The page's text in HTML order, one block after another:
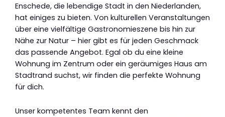
Enschede, die lebendige Stadt in den Niederlanden,
hat einiges zu bieten. Von kulturellen Veranstaltungen
über eine vielfältige Gastronomieszene bis hin zur
Nähe zur Natur – hier gibt es für jeden Geschmack
das passende Angebot. Egal ob du eine kleine
Wohnung im Zentrum oder ein geräumiges Haus am
Stadtrand suchst, wir finden die perfekte Wohnung
für dich.
Unser kompetentes Team kennt den